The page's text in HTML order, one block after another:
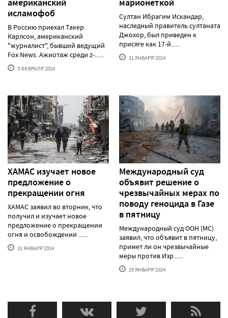
американский
исламофоб
В Россию приехал Такер
Карлсон, американский
"журналист", бывший ведущий
Fox News. Ажиотаж среди z-......
5 ФЕВРАЛЯ'2024
марионеткой
Султан Ибрагим Искандар,
наследный правитель султаната
Джохор, был приведен к
присяге как 17-й......
31 ЯНВАРЯ'2024
ХАМАС изучает новое
предложение о
прекращении огня
ХАМАС заявил во вторник, что
получил и изучает новое
предложение о прекращении
огня и освобождении ......
31 ЯНВАРЯ'2024
Международный суд
объявит решение о
чрезвычайных мерах по
поводу геноцида в Газе
в пятницу
Международный суд ООН (МС)
заявил, что объявит в пятницу,
примет ли он чрезвычайные
меры против Изр......
25 ЯНВАРЯ'2024